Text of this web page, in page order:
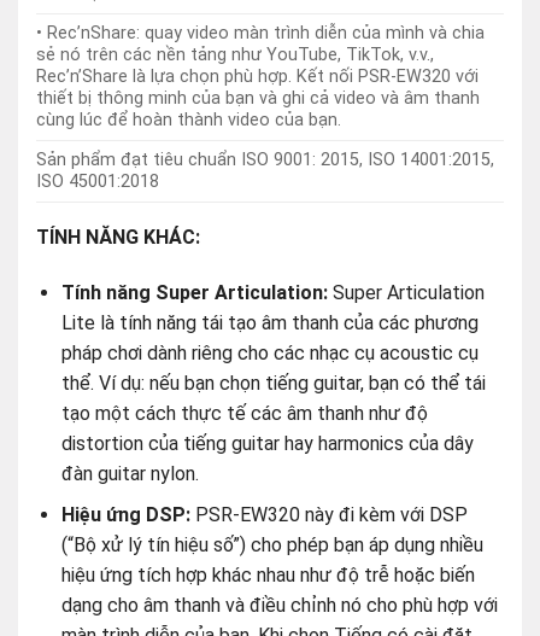
ISO 45001:2018
TÍNH NĂNG KHÁC:
Lite là tính năng tái tạo âm thanh của các phương
thể. Ví dụ: nếu bạn chọn tiếng guitar, bạn có thể tái
distortion của tiếng guitar hay harmonics của dây
đàn guitar nylon.
Hiệu ứng DSP: PSR-EW320 này đi kèm với DSP
(“Bộ xử lý tín hiệu số”) cho phép bạn áp dụng nhiều
hiệu ứng tích hợp khác nhau như độ trễ hoặc biến
dạng cho âm thanh và điều chỉnh nó cho phù hợp với
màn trình diễn của bạn. Khi chọn Tiếng có cài đặt
DSP được đề xuất, hiệu ứng DSP sẽ được áp dụng
cho phần Tiếng chính.
Tính năng Arpeggio – Rãi tiếng:Phát lại hợp âm
rải – arpeggios (hợp âm vỡ) tự động bằng cách chơi